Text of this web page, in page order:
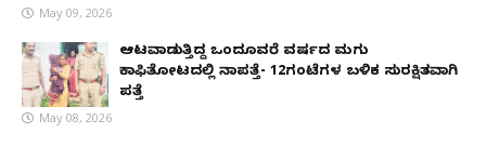
May 09, 2026
ಆಟವಾಡುತ್ತಿದ್ದ ಒಂದೂವರೆ ವರ್ಷದ ಮಗು
ಕಾಫಿತೋಟದಲ್ಲಿ ನಾಪತ್ತೆ- 12ಗಂಟೆಗಳ ಬಳಿಕ ಸುರಕ್ಷಿತವಾಗಿ
ಪತ್ತೆ
May 08, 2026